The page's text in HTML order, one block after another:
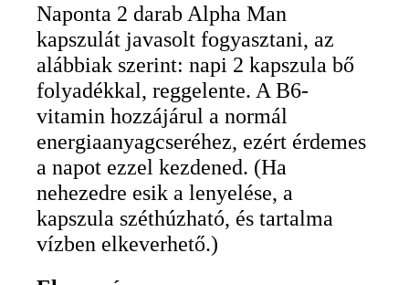
Naponta 2 darab Alpha Man
kapszulát javasolt fogyasztani, az
alábbiak szerint: napi 2 kapszula bő
folyadékkal, reggelente. A B6-
vitamin hozzájárul a normál
energiaanyagcseréhez, ezért érdemes
a napot ezzel kezdened. (Ha
nehezedre esik a lenyelése, a
kapszula széthúzható, és tartalma
vízben elkeverhető.)